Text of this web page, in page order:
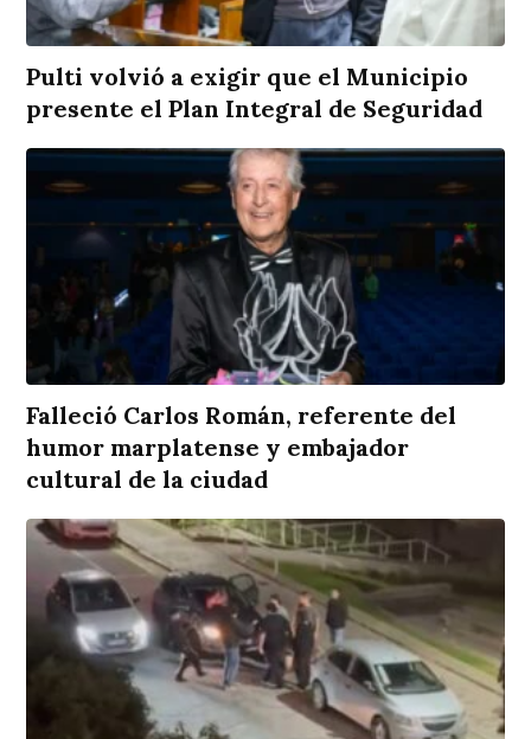
Pulti volvió a exigir que el Municipio
presente el Plan Integral de Seguridad
Falleció Carlos Román, referente del
humor marplatense y embajador
cultural de la ciudad